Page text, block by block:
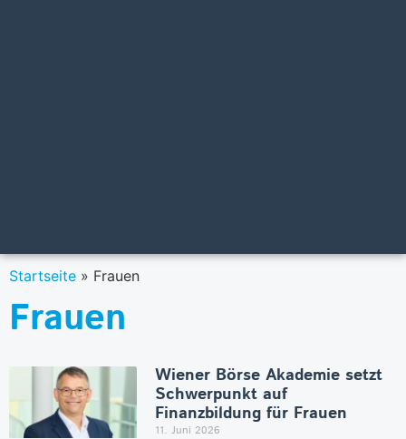
Startseite » Frauen
Frauen
Wiener Börse Akademie setzt
Schwerpunkt auf
Finanzbildung für Frauen
11. Juni 2026